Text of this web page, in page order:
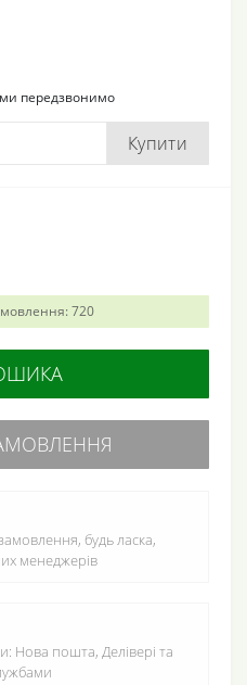
ми передзвонимо
Купити
720
будь ласка,
менеджерів
Нова пошта, Делівері та